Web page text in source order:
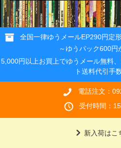
全国一律ゆうメールEP290円定
～ゆうパック600円
5,000円以上お買上でゆうメール無料
ト送料代引手
電話注文：
受付時間：
新入荷はこ